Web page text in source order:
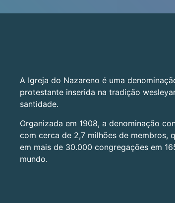
A Igreja do Nazareno é uma
protestante inserida na tradição
santidade.
Organizada em 1908, a denominação
com cerca de 2,7 milhões de membros,
em mais de 30.000 congregações em
mundo.